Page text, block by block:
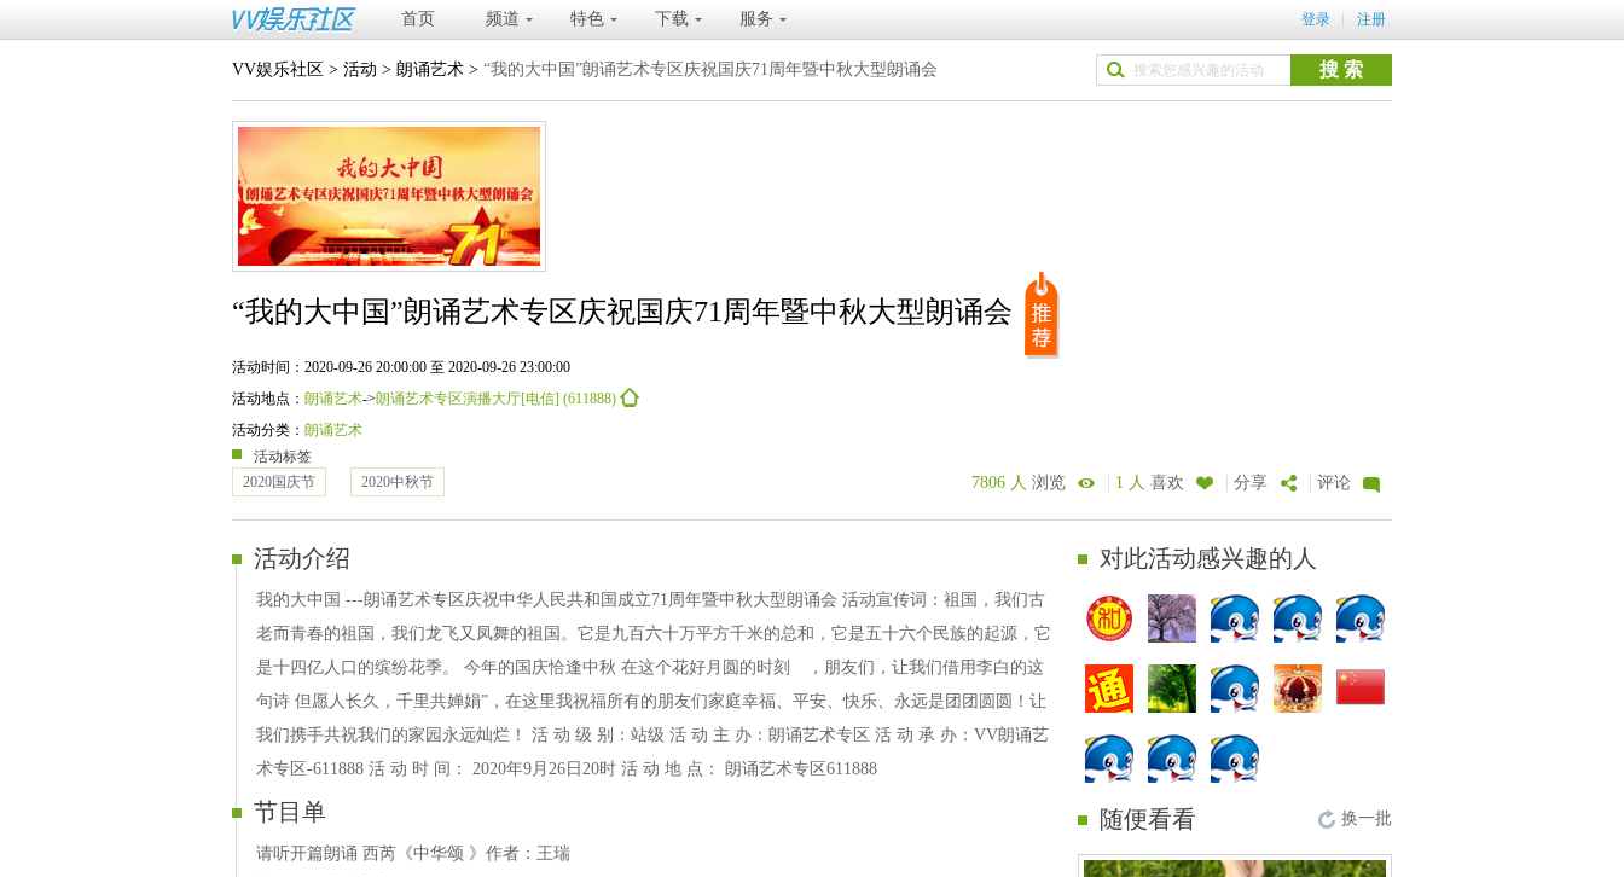
首页 频道 特色 下载 服务 登录 注册
VV娱乐社区 > 活动 > 朗诵艺术 > “我的大中国”朗诵艺术专区庆祝国庆71周年暨中秋大型朗诵会
“我的大中国”朗诵艺术专区庆祝国庆71周年暨中秋大型朗诵会
活动时间：2020-09-26 20:00:00 至 2020-09-26 23:00:00
活动地点： 朗诵艺术->朗诵艺术专区演播大厅[电信] (611888)
活动分类： 朗诵艺术
活动标签
2020国庆节
2020中秋节 7806 人 浏览 | 1 人 喜欢 | 分享 | 评论
活动介绍
我的大中国 ---朗诵艺术专区庆祝中华人民共和国成立71周年暨中秋大型朗诵会 活动宣传词：祖国，我们古
老而青春的祖国，我们龙飞又凤舞的祖国。它是九百六十万平方千米的总和，它是五十六个民族的起源，它
是十四亿人口的缤纷花季。 今年的国庆恰逢中秋 在这个花好月圆的时刻 ，朋友们，让我们借用李白的这
句诗 但愿人长久，千里共婵娟”，在这里我祝福所有的朋友们家庭幸福、平安、快乐、永远是团团圆圆！让
我们携手共祝我们的家园永远灿烂！ 活 动 级 别：站级 活 动 主 办：朗诵艺术专区 活 动 承 办：VV朗诵艺
术专区-611888 活 动 时 间： 2020年9月26日20时 活 动 地 点： 朗诵艺术专区611888
节目单
请听开篇朗诵 西芮《中华颂 》作者：王瑞
对此活动感兴趣的人
随便看看 换一批